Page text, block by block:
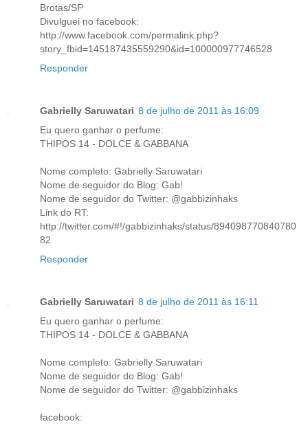
Brotas/SP
Divulguei no facebook:
http://www.facebook.com/permalink.php?
story_fbid=145187435559290&id=100000977746528
Responder
Gabrielly Saruwatari 8 de julho de 2011 às 16:09
Eu quero ganhar o perfume:
THIPOS 14 - DOLCE & GABBANA
Nome completo: Gabrielly Saruwatari
Nome de seguidor do Blog: Gab!
Nome de seguidor do Twitter: @gabbizinhaks
Link do RT:
http://twitter.com/#!/gabbizinhaks/status/894098770840780
82
Responder
Gabrielly Saruwatari 8 de julho de 2011 às 16:11
Eu quero ganhar o perfume:
THIPOS 14 - DOLCE & GABBANA
Nome completo: Gabrielly Saruwatari
Nome de seguidor do Blog: Gab!
Nome de seguidor do Twitter: @gabbizinhaks
facebook: